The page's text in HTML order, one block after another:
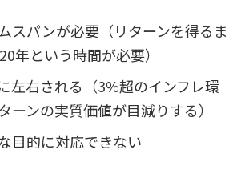
スパンが必要（リターンを得るま
年という時間が必要）
左右される（3%超のインフレ環
ーンの実質価値が目減りする）
目的に対応できない